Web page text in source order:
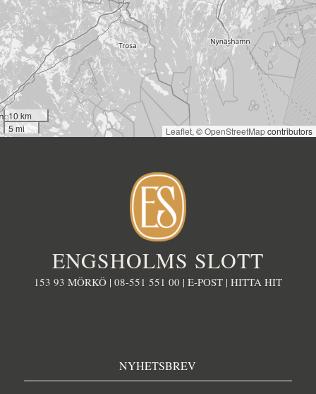
10 km
5 mi
Leaflet, ©OpenStreetMapcontributors
ENGSHOLMS SLOTT
153 93 MÖRKÖ | 08-551 551 00 | E-POST| HITTA HIT
NYHETSBREV